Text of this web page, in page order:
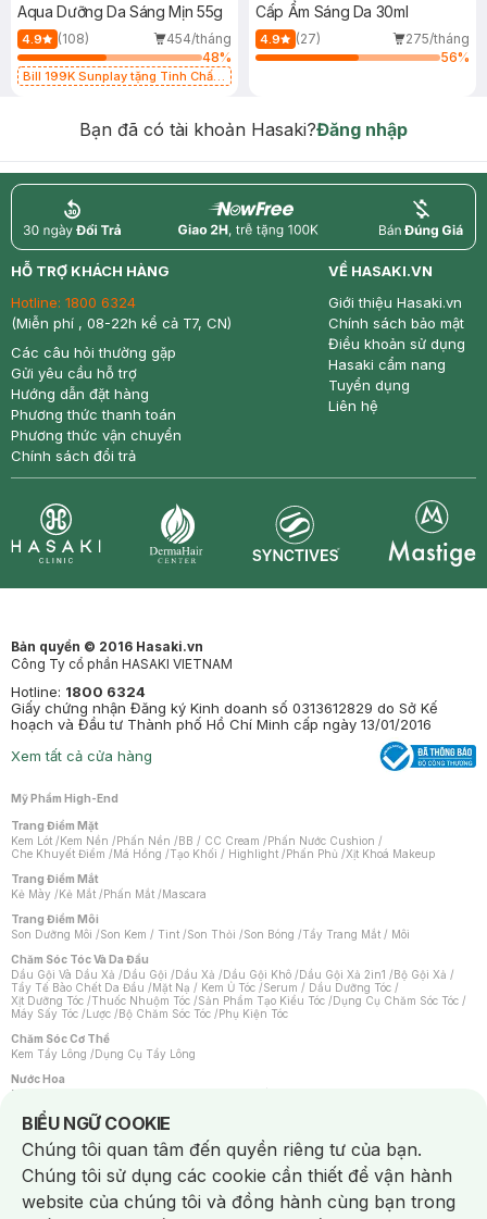
Aqua Dưỡng Da Sáng Mịn 55g
4.9 (108)
454/tháng
48%
Bill 199K Sunplay tặng Tinh Chất
Cấp Ẩm Sáng Da 30ml
4.9 (27)
275/tháng
56%
Bạn đã có tài khoản Hasaki?Đăng nhập
return nowfree price
HỖ TRỢ KHÁCH HÀNG
Hotline: 1800 6324
(Miễn phí , 08-22h kể cả T7, CN)
Các câu hỏi thường gặp
Gửi yêu cầu hỗ trợ
Hướng dẫn đặt hàng
Phương thức thanh toán
Phương thức vận chuyển
Chính sách đổi trả
VỀ HASAKI.VN
Giới thiệu Hasaki.vn
Chính sách bảo mật
Điều khoản sử dụng
Hasaki cẩm nang
Tuyển dụng
Liên hệ
Bản quyền © 2016 Hasaki.vn
Công Ty cổ phần HASAKI VIETNAM
Hotline: 1800 6324
Giấy chứng nhận Đăng ký Kinh doanh số 0313612829 do Sở Kế
hoạch và Đầu tư Thành phố Hồ Chí Minh cấp ngày 13/01/2016
Xem tất cả cửa hàng
Mỹ Phẩm High-End
Trang Điểm Mặt
Kem Lót /Kem Nền /Phấn Nền /BB / CC Cream /Phấn Nước Cushion /
Che Khuyết Điểm /Má Hồng /Tạo Khối / Highlight /Phấn Phủ /Xịt Khoá Makeup
Trang Điểm Mắt
Kẻ Mày /Kẻ Mắt /Phấn Mắt /Mascara
Trang Điểm Môi
Son Dưỡng Môi /Son Kem / Tint /Son Thỏi /Son Bóng /Tẩy Trang Mắt / Môi
Chăm Sóc Tóc Và Da Đầu
Dầu Gội Và Dầu Xả /Dầu Gội /Dầu Xả /Dầu Gội Khô /Dầu Gội Xả 2in1 /Bộ Gội Xả /
Tẩy Tế Bào Chết Da Đầu /Mặt Nạ / Kem Ủ Tóc /Serum / Dầu Dưỡng Tóc /
Xịt Dưỡng Tóc /Thuốc Nhuộm Tóc /Sản Phẩm Tạo Kiểu Tóc /Dụng Cụ Chăm Sóc Tóc /
Máy Sấy Tóc /Lược /Bộ Chăm Sóc Tóc /Phụ Kiện Tóc
Chăm Sóc Cơ Thể
Kem Tẩy Lông /Dụng Cụ Tẩy Lông
Nước Hoa
Nước Hoa Nữ
Chăm Sóc Cá Nhân
Chống Muỗi /Khẩu Trang /Máy Massage/Mặt Nạ Xông Hơi /Nước Rửa Tay/
Sản Phẩm Chăm Sóc Khác /Bàn Chải Đánh Răng /Bàn Chải Điện/
Hỗ Trợ Trắng Răng/Kem Đánh Răng /Máy Tăm Nước/ Nước Súc Miệng/
Tăm / Chỉ Nha Khoa/ Xịt Thơm Miệng / Dung Dịch Vệ Sinh/Dưỡng Vùng Kín/
Khăn Ướt Vệ Sinh Vùng Kín/Băng Vệ Sinh/Tampon/Bọt Cạo Râu /Dao Cạo Râu/
Máy Cạo Râu
BIỂU NGỮ COOKIE
Notice about cookies usage
Chúng tôi quan tâm đến quyền riêng tư của bạn.
Chúng tôi sử dụng các cookie cần thiết để vận hành
website của chúng tôi và đồng hành cùng bạn trong